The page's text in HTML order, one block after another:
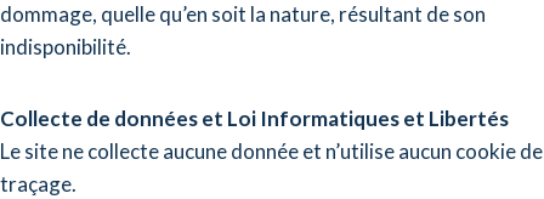
dommage, quelle qu’en soit la nature, résultant de son
indisponibilité.
Collecte de données et Loi Informatiques et Libertés
Le site ne collecte aucune donnée et n’utilise aucun cookie de
traçage.